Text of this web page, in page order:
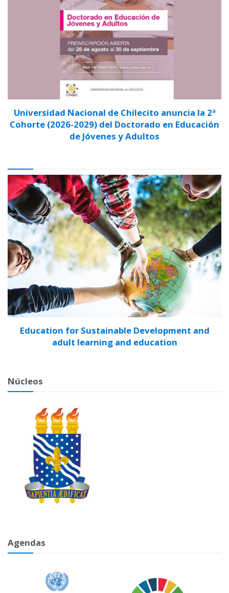
Universidad Nacional de Chilecito anuncia la 2ª
Cohorte (2026-2029) del Doctorado en Educación
de Jóvenes y Adultos
Education for Sustainable Development and
adult learning and education
Núcleos
Agendas